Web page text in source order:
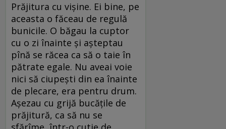
Prăjitura cu vișine. Ei bine, pe
aceasta o făceau de regulă
bunicile. O băgau la cuptor
cu o zi înainte şi așteptau
pînă se răcea ca să o taie în
pătrate egale. Nu aveai voie
nici să ciupești din ea înainte
de plecare, era pentru drum.
Așezau cu grijă bucățile de
prăjitură, ca să nu se